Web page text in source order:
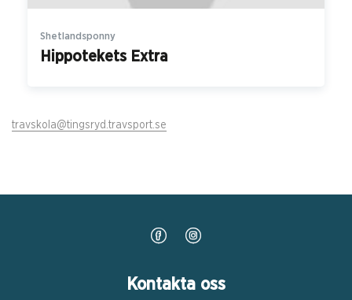
Shetlandsponny
Hippotekets Extra
travskola@tingsryd.travsport.se
Kontakta oss